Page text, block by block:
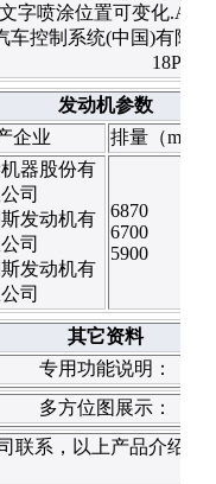
字喷涂位置可变化
车控制系统(中国)有限公
18PR
发动机参数
企业 排量（ml）
器股份有
司
发动机有
司
发动机有
司
6870
6700
5900
其它资料
专用功能说明：
多方位图展示：
联系，以上产品介绍仅